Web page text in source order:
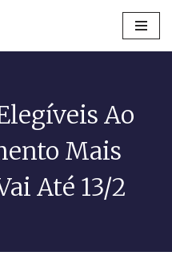
Ao
Mais
Até 13/2